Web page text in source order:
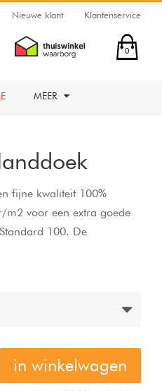
Nieuwe klant Klantenservice
0
MEER
fijne kwaliteit 100%
m2 voor een extra goede
100. De
in winkelwagen